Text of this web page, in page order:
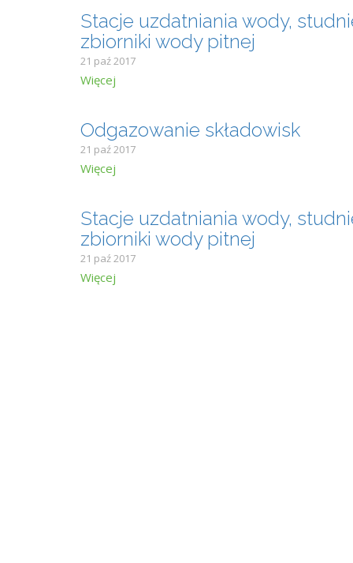
Stacje uzdatniania wody,
zbiorniki wody pitnej
21 paź 2017
Więcej
Odgazowanie składowisk
21 paź 2017
Więcej
Stacje uzdatniania wody,
zbiorniki wody pitnej
21 paź 2017
Więcej